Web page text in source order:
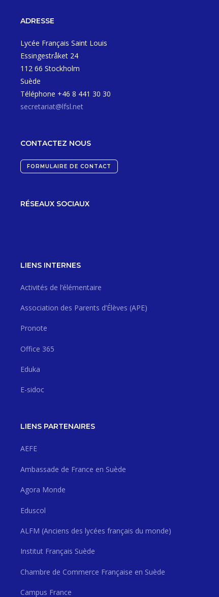
ADRESSE
Lycée Français Saint Louis
Essingestråket 24
112 66 Stockholm
Suède
Téléphone +46 8 441 30 30
secretariat@lfsl.net
CONTACTEZ NOUS
FORMULAIRE DE CONTACT
RÉSEAUX SOCIAUX
LIENS INTERNES
Activités de l’élémentaire
Association des Parents d’Élèves (APE)
Pronote
Office 365
Eduka
E-sidoc
LIENS PARTENAIRES
AEFE
Ambassade de France en Suède
Agora Monde
Eduscol
ALFM (Anciens des lycées français du monde)
Institut Français Suède
Chambre de Commerce Française en Suède
Campus France